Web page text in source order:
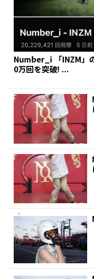
Number_i 「INZM」
0万回を突破! ...